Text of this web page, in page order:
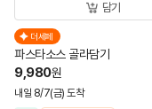
담기
더세페
파스타소스 골라담기
9,980원
내일 8/7(금) 도착